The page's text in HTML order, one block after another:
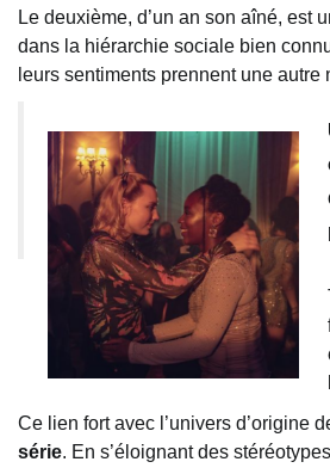
Le deuxième, d’un an son aîné, est
dans l a hiérarchie sociale bien
leurs sentiments prennent une
Ce lien fort avec l’univers d’origine
série. En s’éloignant des